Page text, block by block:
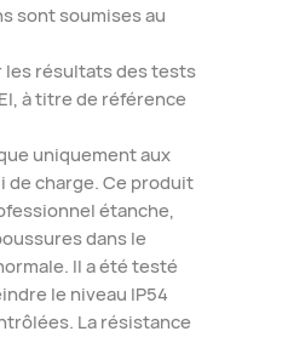
sont soumises au
les résultats des tests
à titre de référence
uniquement aux
de charge. Ce produit
étanche,
dans le
Il a été testé
le niveau IP54
La résistance